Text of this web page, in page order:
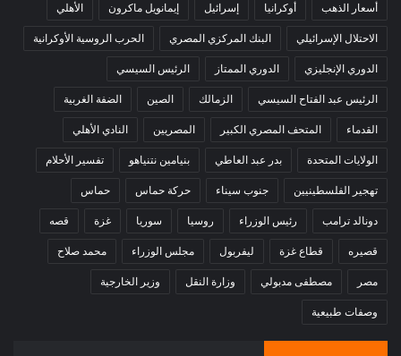
أسعار الذهب أوكرانيا إسرائيل إيمانويل ماكرون الأهلي
الاحتلال الإسرائيلي البنك المركزي المصري الحرب الروسية الأوكرانية
الدوري الإنجليزي الدوري الممتاز الرئيس السيسي
الرئيس عبد الفتاح السيسي الزمالك الصين الضفة الغربية
القدماء المتحف المصري الكبير المصريين النادي الأهلي
الولايات المتحدة بدر عبد العاطي بنيامين نتنياهو تفسير الأحلام
تهجير الفلسطينيين جنوب سيناء حركة حماس حماس
دونالد ترامب رئيس الوزراء روسيا سوريا غزة قصه
قصيره قطاع غزة ليفربول مجلس الوزراء محمد صلاح
مصر مصطفى مدبولي وزارة النقل وزير الخارجية
وصفات طبيعية